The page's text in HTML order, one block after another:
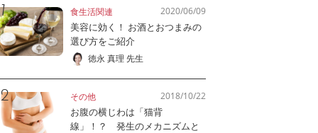
食生活関連 2020/06/09
美容に効く！ お酒とおつまみの
選び方をご紹介
徳永 真理 先生
その他 2018/10/22
お腹の横じわは「猫背
線」！？ 発生のメカニズムと